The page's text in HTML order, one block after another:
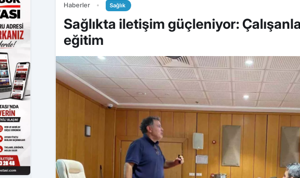
Haberler Sağlık
Sağlıkta iletişim güçleniyor:
eğitim